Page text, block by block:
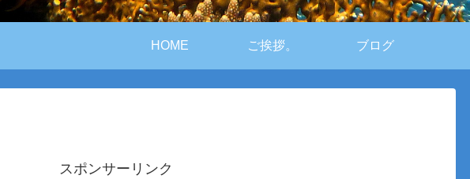
HOME ご挨拶。 ブログ
スポンサーリンク